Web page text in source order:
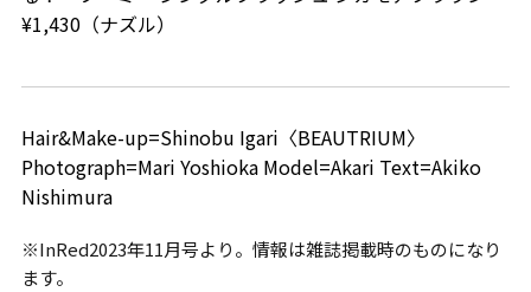
¥1,430（ナズル）
Hair&Make-up=Shinobu Igari〈BEAUTRIUM〉
Photograph=Mari Yoshioka Model=Akari Text=Akiko
Nishimura
※InRed2023年11月号より。情報は雑誌掲載時のものになり
ます。